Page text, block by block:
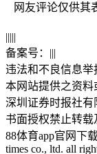
网友评论仅供其
|||||
备案号： |||
违法和不良信息举
本网站提供之资
深圳证券时报社有
书面授权禁止转载
88体育app官网下
times co., ltd. all